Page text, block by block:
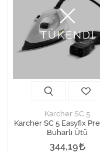
TÜKENDİ
Karcher SC 5
Karcher SC 5 Easyfix
Buharlı Ütü
344,19